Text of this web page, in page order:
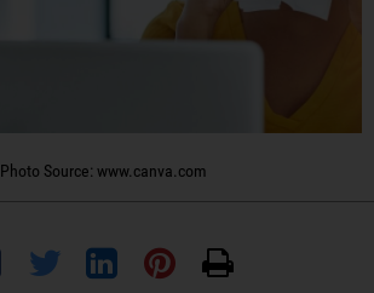
Photo Source: www.canva.com